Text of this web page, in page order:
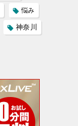
悩み
神奈川